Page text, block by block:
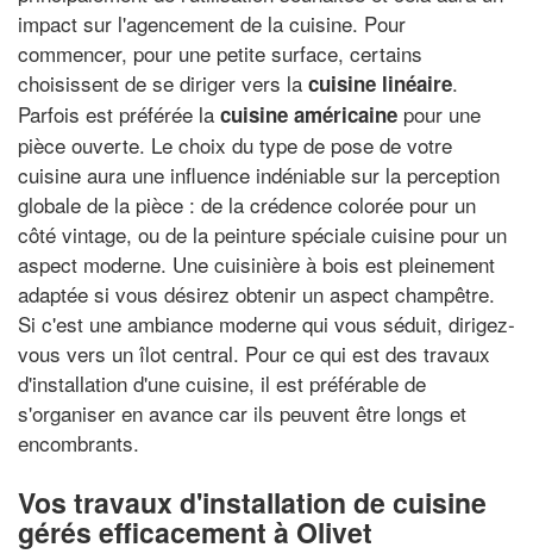
impact sur l'agencement de la cuisine. Pour
commencer, pour une petite surface, certains
choisissent de se diriger vers la cuisine linéaire.
Parfois est préférée la cuisine américaine pour une
pièce ouverte. Le choix du type de pose de votre
cuisine aura une influence indéniable sur la perception
globale de la pièce : de la crédence colorée pour un
côté vintage, ou de la peinture spéciale cuisine pour un
aspect moderne. Une cuisinière à bois est pleinement
adaptée si vous désirez obtenir un aspect champêtre.
Si c'est une ambiance moderne qui vous séduit, dirigez-
vous vers un îlot central. Pour ce qui est des travaux
d'installation d'une cuisine, il est préférable de
s'organiser en avance car ils peuvent être longs et
encombrants.
Vos travaux d'installation de cuisine
gérés efficacement à Olivet